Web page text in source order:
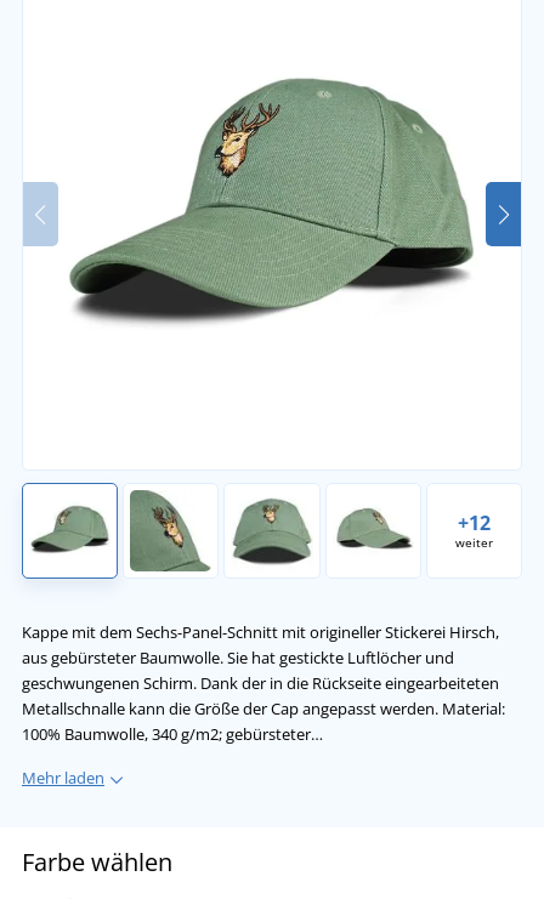
+12
weiter
Kappe mit dem Sechs-Panel-Schnitt mit origineller Stickerei Hirsch,
aus gebürsteter Baumwolle. Sie hat gestickte Luftlöcher und
geschwungenen Schirm. Dank der in die Rückseite eingearbeiteten
Metallschnalle kann die Größe der Cap angepasst werden. Material:
100% Baumwolle, 340 g/m2; gebürsteter…
Mehr laden
Farbe wählen